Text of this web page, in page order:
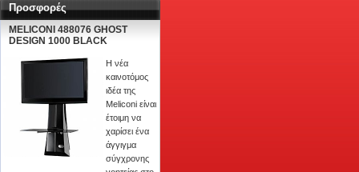
Προσφορές
MELICONI 488076 GHOST
DESIGN 1000 BLACK
Η νέα
καινοτόμος
ιδέα της
Meliconi είναι
έτοιμη να
χαρίσει ένα
άγγιγμα
σύγχρονης